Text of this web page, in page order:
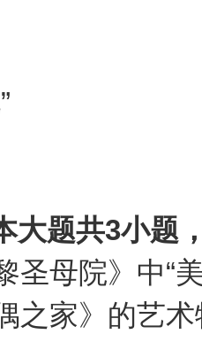
大题共3小题
圣母院》中“
之家》的艺